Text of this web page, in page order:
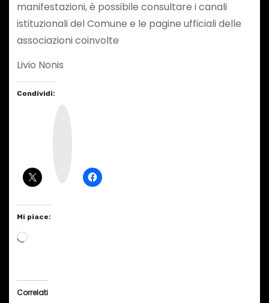
manifestazioni, è possibile consultare i canali
istituzionali del Comune e le pagine ufficiali delle
associazioni coinvolte
Livio Nonis
Condividi:
Mi piace:
C
Correlati